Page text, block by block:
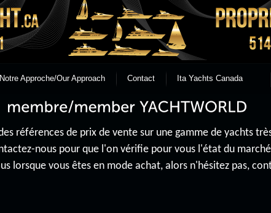
Notre Approche/Our Approach Contact Ita Yachts Canada
références de prix de vente sur une gamme de yachts
nous pour que l'on vérifie pour vous l'état du
lorsque vous êtes en mode achat, alors n'hésitez pas,